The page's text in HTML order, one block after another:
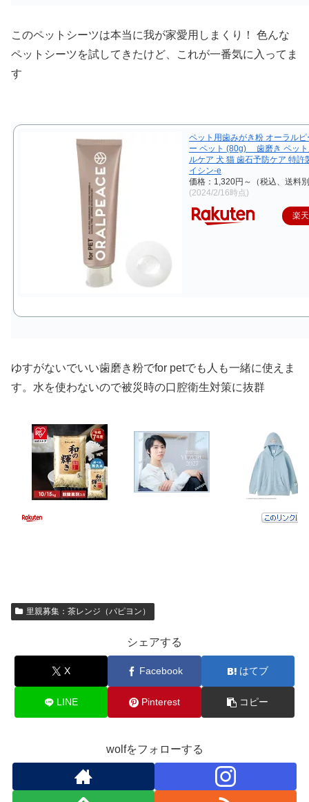
このペットシーツは本当に我が家愛用しまくり！ 色んな
ペットシーツを試してきたけど、これが一番気に入ってま
す
ペット用歯みがき粉 オーラルピ
ー ペット (80g) 歯磨き ペット
ルケア 犬 猫 歯石予防ケア 特許
イシン-e
価格：1,320円～（税込、送料
(2024/2/16時点)
楽
ゆすがないでいい歯磨き粉でfor petでも人も一緒に使えま
す。水を使わないので被災時の口腔衛生対策に抜群
里親募集：茶レンジ（パピヨン）
シェアする
X Facebook はてブ
LINE Pinterest コピー
wolfをフォローする